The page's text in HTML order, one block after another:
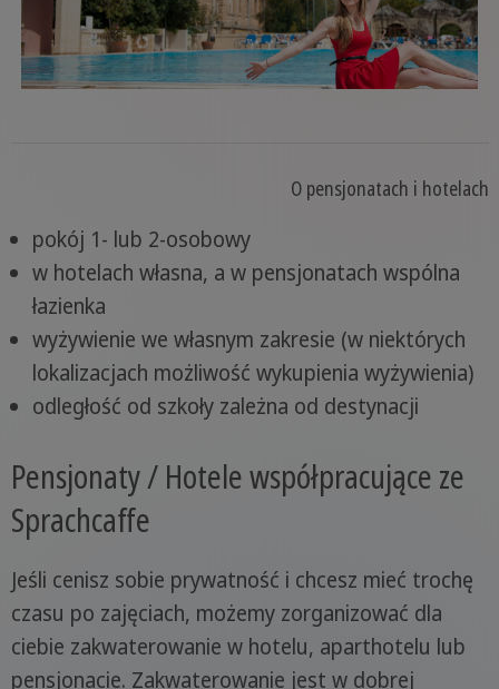
O pensjonatach i hotelach
pokój 1- lub 2-osobowy
w hotelach własna, a w pensjonatach wspólna
łazienka
wyżywienie we własnym zakresie (w niektórych
lokalizacjach możliwość wykupienia wyżywienia)
odległość od szkoły zależna od destynacji
Pensjonaty / Hotele współpracujące ze
Sprachcaffe
Jeśli cenisz sobie prywatność i chcesz mieć trochę
czasu po zajęciach, możemy zorganizować dla
ciebie zakwaterowanie w hotelu, aparthotelu lub
pensjonacie. Zakwaterowanie jest w dobrej